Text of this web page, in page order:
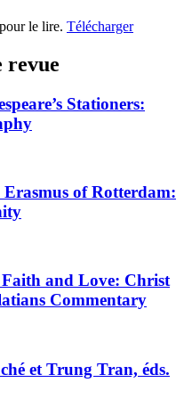
le lire. Télécharger
revue
Stationers:
of Rotterdam:
and Love: Christ
Commentary
et Trung Tran, éds.